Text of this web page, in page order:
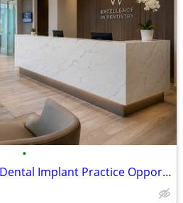
•
Turnkey Oral Surgery / Dental Implant Practice Opportunity